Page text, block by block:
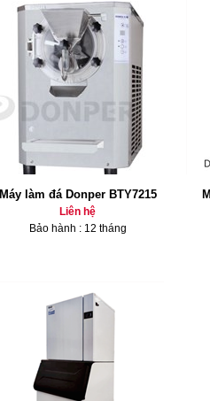
Máy làm đá Donper BTY7215
Liên hệ
Bảo hành : 12 tháng